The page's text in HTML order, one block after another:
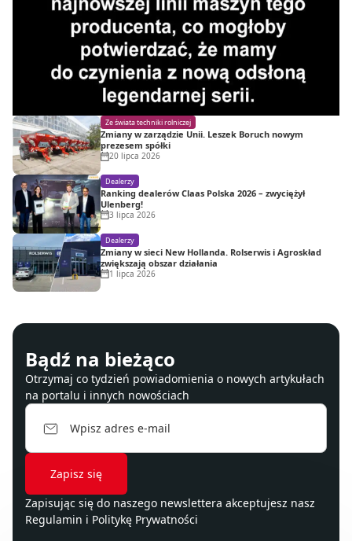
Ze świata techniki rolniczej
Zmiany w zarządzie Unii. Leszek Boruch nowym
prezesem spółki
20 lipca 2026
Dealerzy
Ranking dealerów Claas Polska 2026 – zwyciężył
Ulenberg!
3 lipca 2026
Dealerzy
Zmiany w sieci New Hollanda. Rolserwis i Agroskład
zwiększają obszar działania
1 lipca 2026
Bądź na bieżąco
Otrzymaj co tydzień powiadomienia o nowych artykułach
na portalu i innych nowościach
Zapisując się do naszego newslettera akceptujesz nasz
Regulamin i Politykę Prywatności